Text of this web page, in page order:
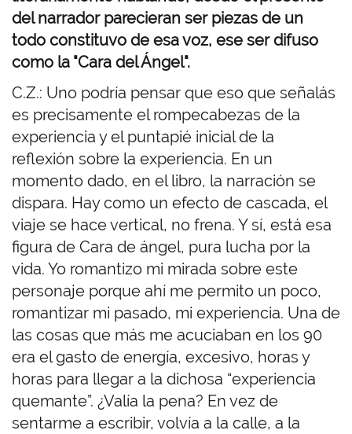
del narrador parecieran ser piezas de un
todo constituvo de esa voz, ese ser difuso
como la "Cara del Ángel".
C.Z.: Uno podría pensar que eso que señalás
es precisamente el rompecabezas de la
experiencia y el puntapié inicial de la
reflexión sobre la experiencia. En un
momento dado, en el libro, la narración se
dispara. Hay como un efecto de cascada, el
viaje se hace vertical, no frena. Y sí, está esa
figura de Cara de ángel, pura lucha por la
vida. Yo romantizo mi mirada sobre este
personaje porque ahí me permito un poco,
romantizar mi pasado, mi experiencia. Una de
las cosas que más me acuciaban en los 90
era el gasto de energía, excesivo, horas y
horas para llegar a la dichosa “experiencia
quemante”. ¿Valía la pena? En vez de
sentarme a escribir, volvía a la calle, a la